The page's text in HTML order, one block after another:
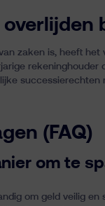
overlijden
zaken is, heeft
rekeninghouder
(FAQ)
om te
om geld veilig